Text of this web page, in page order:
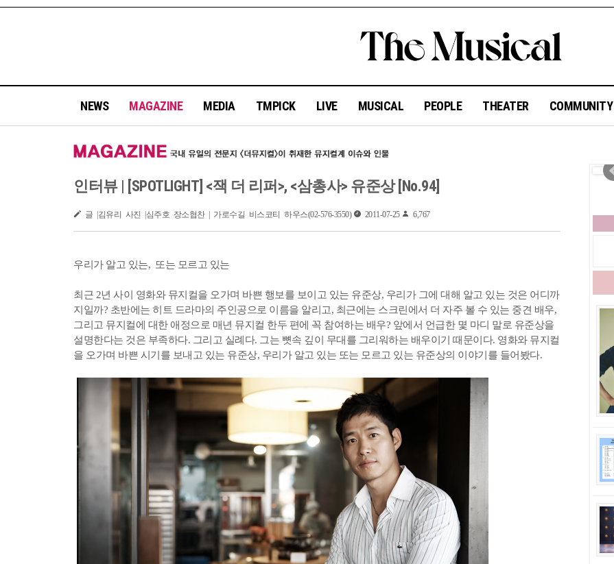
NEWS MAGAZINE MEDIA TMPICK LIVE MUSICAL PEOPLE THEATER COMMUNITY
인터뷰 | [SPOTLIGHT] <잭 더 리퍼>, <삼총사> 유준상 [No.94]
글 |김유리 사진 |심주호 장소협찬 | 가로수길 비스코티 하우스(02-576-3550) 2011-07-25 6,767
우리가 알고 있는, 또는 모르고 있는
최근 2년 사이 영화와 뮤지컬을 오가며 바쁜 행보를 보이고 있는 유준상, 우리가 그에 대해 알고 있는 것은 어디까
지일까? 초반에는 히트 드라마의 주인공으로 이름을 알리고, 최근에는 스크린에서 더 자주 볼 수 있는 중견 배우,
그리고 뮤지컬에 대한 애정으로 매년 뮤지컬 한두 편에 꼭 참여하는 배우? 앞에서 언급한 몇 마디 말로 유준상을
설명한다는 것은 부족하다. 그리고 실례다. 그는 뼛속 깊이 무대를 그리워하는 배우이기 때문이다. 영화와 뮤지컬
을 오가며 바쁜 시기를 보내고 있는 유준상, 우리가 알고 있는 또는 모르고 있는 유준상의 이야기를 들어봤다.